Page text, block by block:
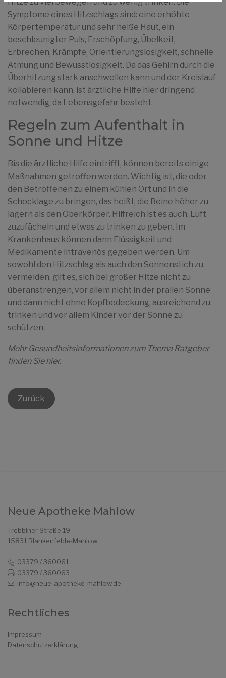
Zurück
Symptome eines Hitzschlags sind: eine erhöhte
Körpertemperatur und sehr heiße Haut, ein
beschleunigter Puls, Erschöpfung, Übelkeit,
Erbrechen, Krämpfe, Orientierungslosigkeit, schnelle
Atmung und Bewusstlosigkeit. Da das Gehirn durch die
Überhitzung stark anschwellen kann und der Kreislauf
kollabieren kann, ist ärztliche Hilfe hier dringend
notwendig, da Lebensgefahr besteht.
Regeln zum Aufenthalt in
Sonne und Hitze
Bis die ärztliche Hilfe eintrifft, können bereits einige
Maßnahmen getroffen werden. Wichtig ist, die oder
den Betroffenen zu einem kühlen Ort und in die
Schocklage zu bringen, das heißt, die Beine höher zu
lagern als den Oberkörper. Hilfreich ist es auch, Luft
zuzufächeln und etwas zu trinken zu geben. Im
Krankenhaus können dann Flüssigkeit und
Medikamente intravenös gegeben werden. Um
sowohl den Hitzschlag als auch den Sonnenstich zu
vermeiden, gilt es, sich bei großer Hitze nicht zu
überanstrengen, vor allem nicht in der prallen Sonne
und dann nicht ohne Kopfbedeckung, ausreichend zu
trinken und vor allem Kinder vor der Sonne zu
schützen.
Mehr Gesundheitsinformationen zum Thema Ratgeber
finden Sie hier.
Neue Apotheke Mahlow
Trebbiner Straße 19
15831 Blankenfelde-Mahlow
03379 / 360061
03379 / 360063
info@neue-apotheke-mahlow.de
Rechtliches
Impressum
Datenschutzerklärung